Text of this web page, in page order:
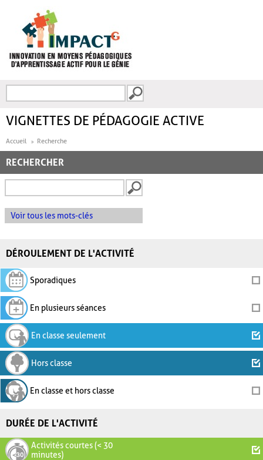
FORMULAIRE DE
VIGNETTES DE PÉDAGOGIE ACTIVE
Accueil Recherche
RECHERCHER
Voir tous les mots-clés
DÉROULEMENT DE L'ACTIVITÉ
Sporadiques
En plusieurs séances
En classe seulement
Hors classe
En classe et hors classe
DURÉE DE L'ACTIVITÉ
Activités courtes (< 30
minutes)